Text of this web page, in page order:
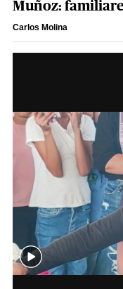
Muñoz:
Carlos Molina